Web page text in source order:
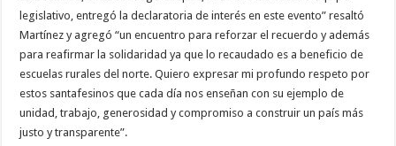
legislativo, entregó la declaratoria de interés en este evento” resaltó
Martínez y agregó “un encuentro para reforzar el recuerdo y además
para reafirmar la solidaridad ya que lo recaudado es a beneficio de
escuelas rurales del norte. Quiero expresar mi profundo respeto por
estos santafesinos que cada día nos enseñan con su ejemplo de
unidad, trabajo, generosidad y compromiso a construir un país más
justo y transparente”.